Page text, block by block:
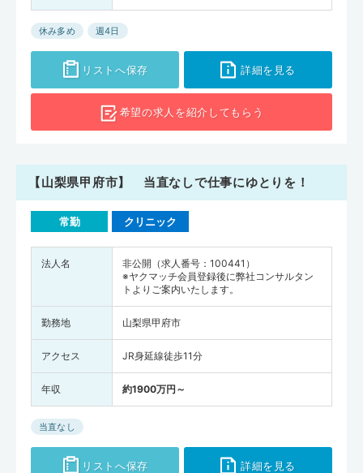
休み多め 週4日
リストへ保存 詳細を見る
希望の求人を紹介してもらう
【山梨県甲府市】 当直なしで仕事にゆとりを！
常勤 クリニック
法人名
非公開（求人番号：100441）
※ヤクマッチ会員登録後に弊社コンサルタン
トよりご案内いたします。
勤務地 山梨県甲府市
アクセス JR身延線徒歩11分
年収 約1900万円～
当直なし
リストへ保存 詳細を見る